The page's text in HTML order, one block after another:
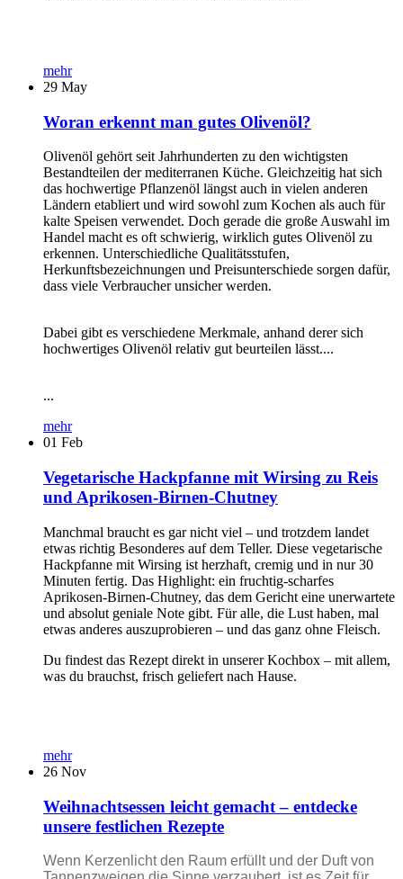
mehr
29 May
Woran erkennt man gutes Olivenöl?
Olivenöl gehört seit Jahrhunderten zu den wichtigsten
Bestandteilen der mediterranen Küche. Gleichzeitig hat sich
das hochwertige Pflanzenöl längst auch in vielen anderen
Ländern etabliert und wird sowohl zum Kochen als auch für
kalte Speisen verwendet. Doch gerade die große Auswahl im
Handel macht es oft schwierig, wirklich gutes Olivenöl zu
erkennen. Unterschiedliche Qualitätsstufen,
Herkunftsbezeichnungen und Preisunterschiede sorgen dafür,
dass viele Verbraucher unsicher werden.
Dabei gibt es verschiedene Merkmale, anhand derer sich
hochwertiges Olivenöl relativ gut beurteilen lässt....
...
mehr
01 Feb
Vegetarische Hackpfanne mit Wirsing zu Reis
und Aprikosen-Birnen-Chutney
Manchmal braucht es gar nicht viel – und trotzdem landet
etwas richtig Besonderes auf dem Teller. Diese vegetarische
Hackpfanne mit Wirsing ist herzhaft, cremig und in nur 30
Minuten fertig. Das Highlight: ein fruchtig-scharfes
Aprikosen-Birnen-Chutney, das dem Gericht eine unerwartete
und absolut geniale Note gibt. Für alle, die Lust haben, mal
etwas anderes auszuprobieren – und das ganz ohne Fleisch.
Du findest das Rezept direkt in unserer Kochbox – mit allem,
was du brauchst, frisch geliefert nach Hause.
mehr
26 Nov
Weihnachtsessen leicht gemacht – entdecke
unsere festlichen Rezepte
Wenn Kerzenlicht den Raum erfüllt und der Duft von